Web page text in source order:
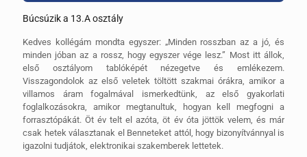
Búcsúzik a 13.A osztály
Kedves kollégám mondta egyszer: „Minden rosszban az a jó, és
minden jóban az a rossz, hogy egyszer vége lesz.” Most itt állok,
első osztályom tablóképét nézegetve és emlékezem.
Visszagondolok az első veletek töltött szakmai órákra, amikor a
villamos áram fogalmával ismerkedtünk, az első gyakorlati
foglalkozásokra, amikor megtanultuk, hogyan kell megfogni a
forrasztópákát. Öt év telt el azóta, öt év óta jöttök velem, és már
csak hetek választanak el Benneteket attól, hogy bizonyítvánnyal is
igazolni tudjátok, elektronikai szakemberek lettetek.